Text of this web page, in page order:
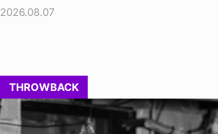
2026.08.07
THROWBACK